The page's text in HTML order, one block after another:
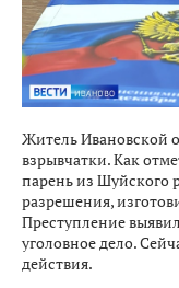
Житель Ивановской
взрывчатки. Как
парень из Шуйского
разрешения,
Преступление
уголовное дело.
действия.